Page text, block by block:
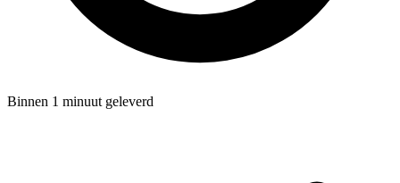
Binnen 1 minuut geleverd